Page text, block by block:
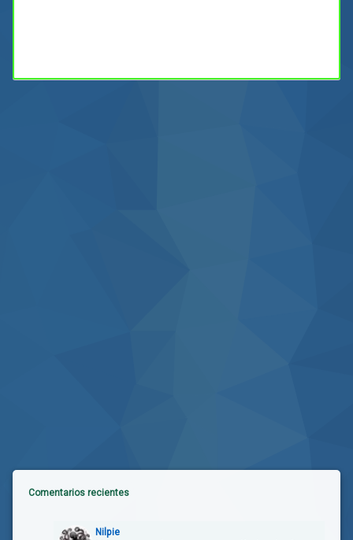
Comentarios recientes
Nilpie